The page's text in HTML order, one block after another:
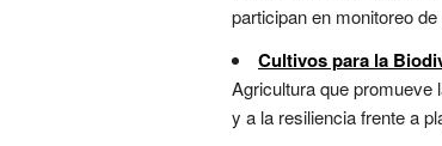
participan en monitoreo
Cultivos para la
Agricultura que promueve
y a la resiliencia frente a